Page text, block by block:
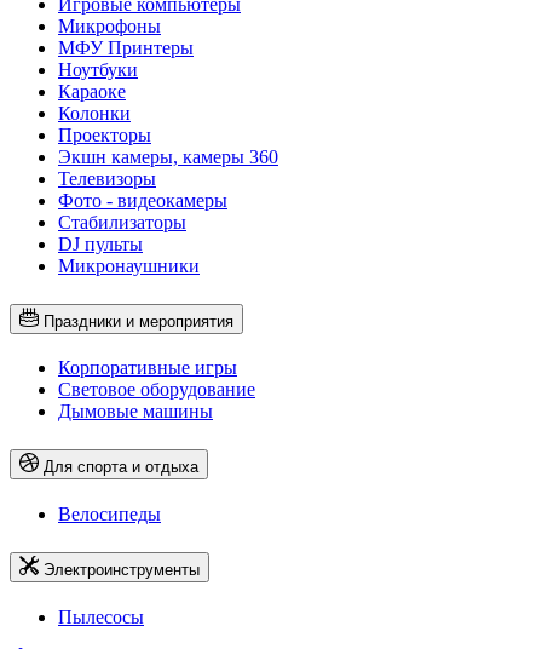
Микрофоны
МФУ Принтеры
Ноутбуки
Караоке
Колонки
Проекторы
Экшн камеры, камеры 360
Телевизоры
Фото - видеокамеры
Стабилизаторы
DJ пульты
Микронаушники
Праздники и мероприятия
Корпоративные игры
Световое оборудование
Дымовые машины
Для спорта и отдыха
Велосипеды
Электроинструменты
Пылесосы